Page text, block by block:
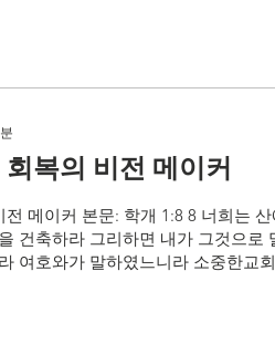
분
복의 비전 메이커
전 메이커 본문: 학개 1:8 8 너희는
건축하라 그리하면 내가 그것으로
여호와가 말하였느니라 소중한교